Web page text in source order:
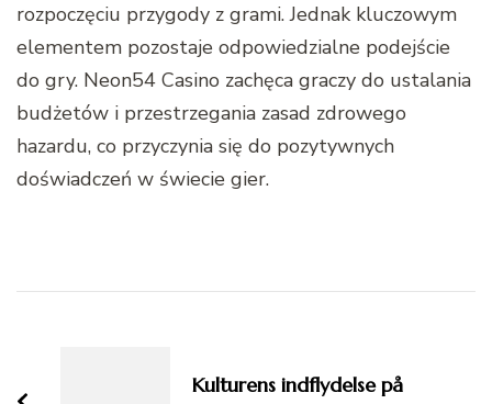
rozpoczęciu przygody z grami. Jednak kluczowym
elementem pozostaje odpowiedzialne podejście
do gry. Neon54 Casino zachęca graczy do ustalania
budżetów i przestrzegania zasad zdrowego
hazardu, co przyczynia się do pozytywnych
doświadczeń w świecie gier.
Kulturens indflydelse på